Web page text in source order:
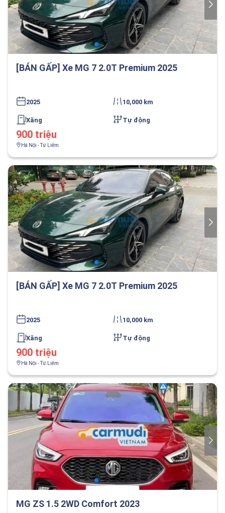
[BÁN GẤP] Xe MG 7 2.0T Premium 2025
2025 10,000 km
Xăng Tự động
900 triệu
Hà Nội - Từ Liêm
[BÁN GẤP] Xe MG 7 2.0T Premium 2025
2025 10,000 km
Xăng Tự động
900 triệu
Hà Nội - Từ Liêm
MG ZS 1.5 2WD Comfort 2023